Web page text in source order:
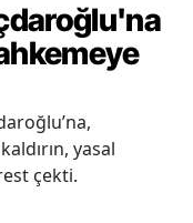
yasal
çekti.